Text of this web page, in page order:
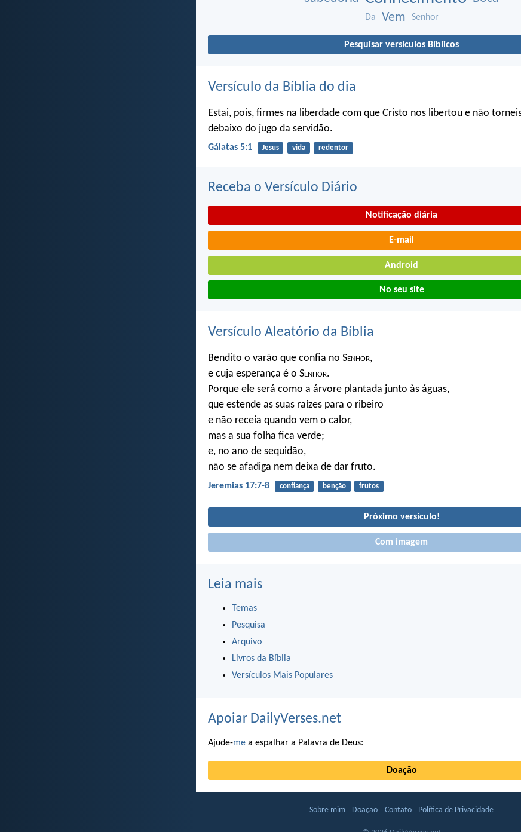
Da Vem Senhor
Pesquisar versículos Bíblicos
Versículo da Bíblia do dia
Estai, pois, firmes na liberdade com que Cristo nos libertou e não
debaixo do jugo da servidão.
Gálatas 5:1 Jesus vida redentor
Receba o Versículo Diário
Notificação diária
E-mail
Android
No seu site
Versículo Aleatório da Bíblia
Bendito o varão que confia no Senhor,
e cuja esperança é o Senhor.
Porque ele será como a árvore plantada junto às águas,
que estende as suas raízes para o ribeiro
e não receia quando vem o calor,
mas a sua folha fica verde;
e, no ano de sequidão,
não se afadiga nem deixa de dar fruto.
Jeremias 17:7-8 confiança benção frutos
Próximo versículo!
Com imagem
Leia mais
Temas
Pesquisa
Arquivo
Livros da Bíblia
Versículos Mais Populares
Apoiar DailyVerses.net
Ajude-me a espalhar a Palavra de Deus:
Doação
Sobre mim Doação Contato Política de Privacidade